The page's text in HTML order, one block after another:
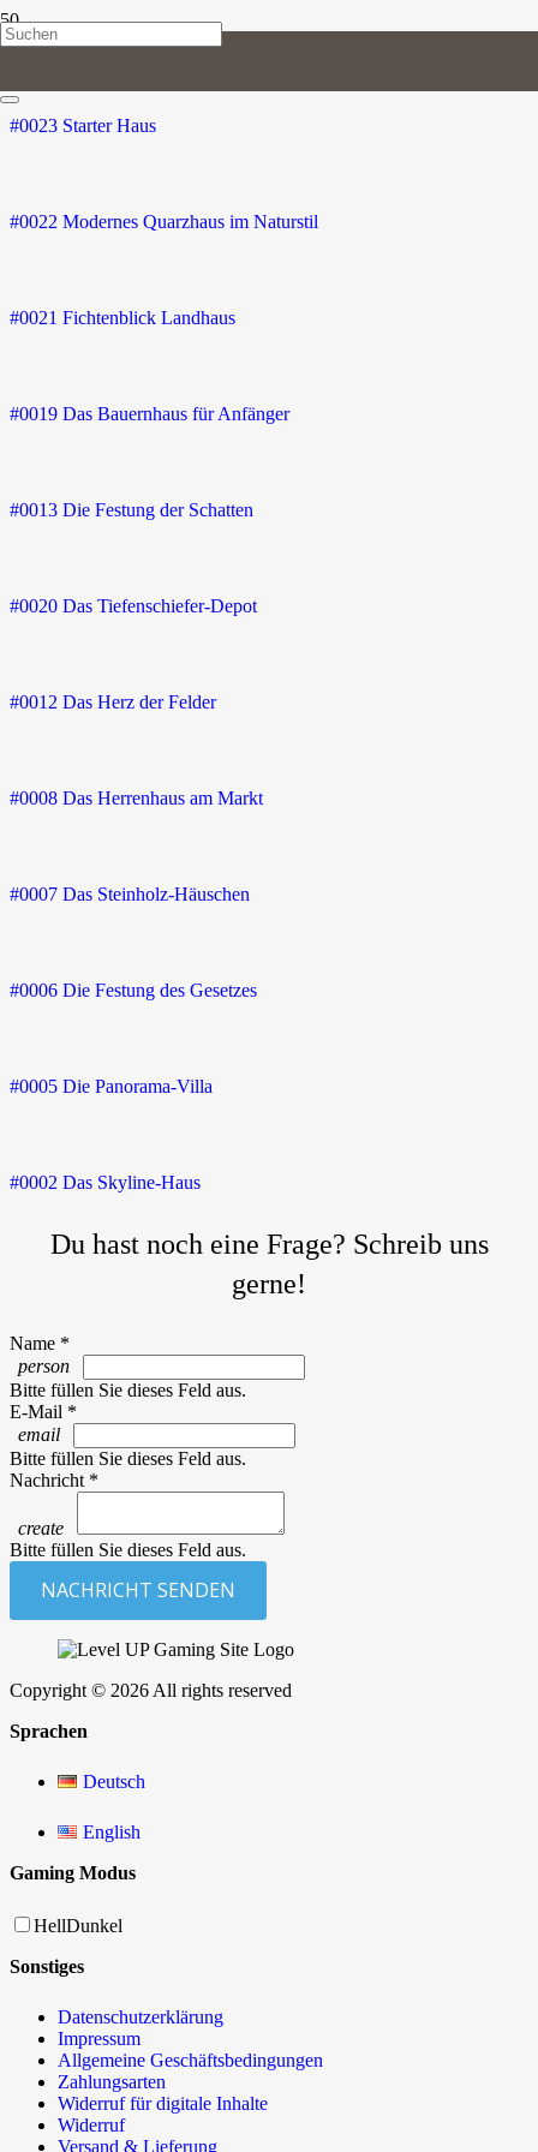
Minecraft Bauanleitungen
#0023 Starter Haus
#0022 Modernes Quarzhaus im Naturstil
#0021 Fichtenblick Landhaus
#0019 Das Bauernhaus für Anfänger
#0013 Die Festung der Schatten
#0020 Das Tiefenschiefer-Depot
#0012 Das Herz der Felder
#0008 Das Herrenhaus am Markt
#0007 Das Steinholz-Häuschen
#0006 Die Festung des Gesetzes
#0005 Die Panorama-Villa
#0002 Das Skyline-Haus
Du hast noch eine Frage? Schreib uns
gerne!
Name *
person
Bitte füllen Sie dieses Feld aus.
E-Mail *
email
Bitte füllen Sie dieses Feld aus.
Nachricht *
create
Bitte füllen Sie dieses Feld aus.
NACHRICHT SENDEN
Copyright © 2026 All rights reserved
Sprachen
Deutsch
English
Gaming Modus
HellDunkel
Sonstiges
Datenschutzerklärung
Impressum
Allgemeine Geschäftsbedingungen
Zahlungsarten
Widerruf für digitale Inhalte
Widerruf
Versand & Lieferung